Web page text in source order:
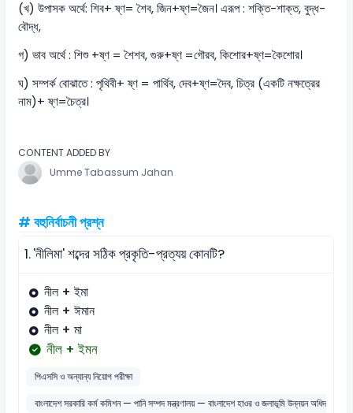
(খ) উপাসক অর্থে: শিব+ ষ্ণ= শৈব, জিন+ষ্ণ=জৈন। এরূপ : শক্তি-শাক্ত, বুদ্ধ-
বৌদ্ধ,
গ) ভাব অর্থে : শিশু +ষ্ণ = শৈশব, গুরু+ষ্ণ =গৌরব, কিশোর+ষ্ণ=কৈশোর।
ঘ) সম্পর্ক বোঝাতে : পৃথিবী+ ষ্ণ = পার্থিব, দেব+ষ্ণ=দৈব, চিত্র (একটি নক্ষত্রের
নাম)+ ষ্ণ=চৈত্র।
CONTENT ADDED BY
Umme Tabassum Jahan
# বহুনির্বাচনী প্রশ্ন
1.'নীলিমা' শব্দের সঠিক প্রকৃতি-প্রত্যয় কোনটি?
নীল + ইমা
নীল + ঈমান
নীল + মা
নীল + ইমন
পিএসসি ও অন্যান্য নিয়োগ পরীক্ষা
বাংলাদেশ সরকারি কর্ম কমিশন — পানি সম্পদ মন্ত্রণালয় — বাংলাদেশ হাওর ও জলাভূমি উন্নয়ন অধিদপ্তর